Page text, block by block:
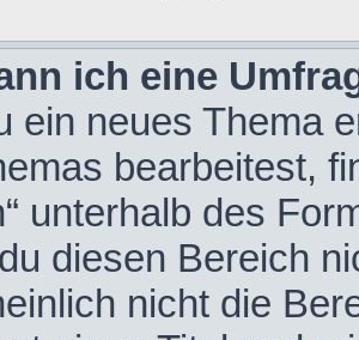
ich eine
ein neues Thema
bearbeitest,
unterhalb des
diesen Bereich
nicht die